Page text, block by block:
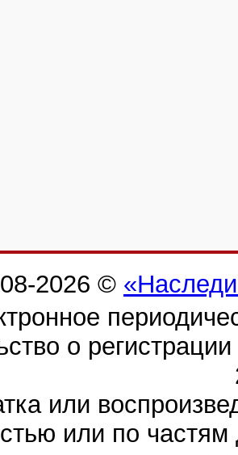
2026 ©
о
или
или по частям